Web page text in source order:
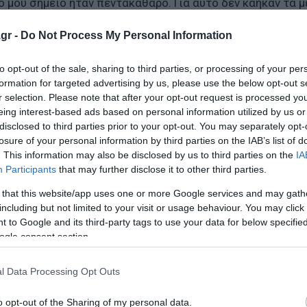
- Do Not Process My Personal Information
opt-out of the sale, sharing to third parties, or processing of your
for targeted advertising by us, please use the below opt-out
selection. Please note that after your opt-out request is processed
interest-based ads based on personal information utilized by us
to third parties prior to your opt-out. You may separately
of your personal information by third parties on the IAB’s list of
This information may also be disclosed by us to third parties on the
Participants that may further disclose it to other third parties.
that this website/app uses one or more Google services and may
but not limited to your visit or usage behaviour. You may
to Google and its third-party tags to use your data for below
consent section.
Data Processing Opt Outs
opt-out of the Sharing of my personal data.
σημείο ήταν πεντακάθαρο. Για αυτό δεν κάηκαν τα
μου στο Ίντερνετ, με κυνηγάνε οι άλλοι
με τους δύο Αιγύπτιους
για τις παράνομες επιδοτήσεις στην Κοζάνη
οι καλοκαιρινές μειώσεις τιμών
Lykavitos.gr στο Google News
όλες τις ειδήσεις